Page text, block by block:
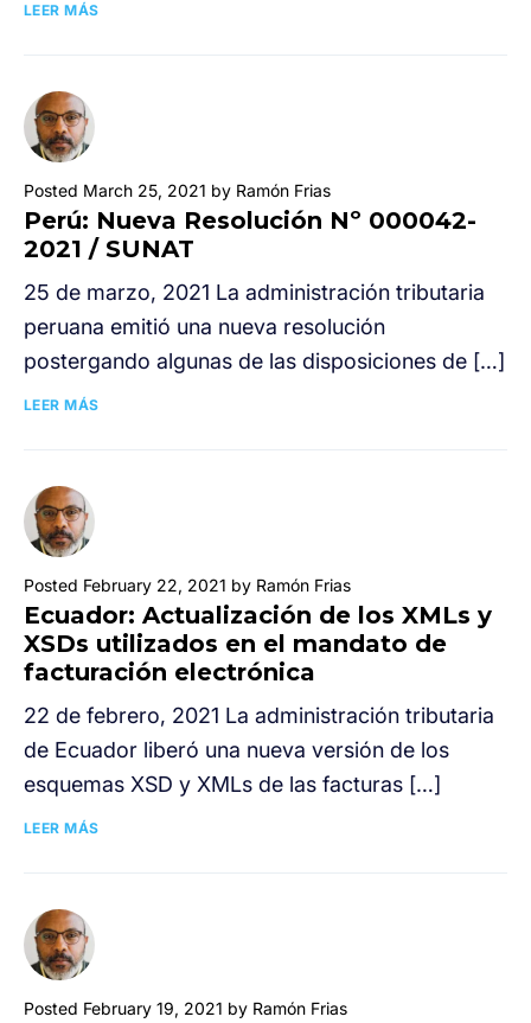
LEER MÁS
Posted March 25, 2021 by Ramón Frias
Perú: Nueva Resolución Nº 000042-
2021 / SUNAT
25 de marzo, 2021 La administración tributaria
peruana emitió una nueva resolución
postergando algunas de las disposiciones de […]
LEER MÁS
Posted February 22, 2021 by Ramón Frias
Ecuador: Actualización de los XMLs y
XSDs utilizados en el mandato de
facturación electrónica
22 de febrero, 2021 La administración tributaria
de Ecuador liberó una nueva versión de los
esquemas XSD y XMLs de las facturas […]
LEER MÁS
Posted February 19, 2021 by Ramón Frias